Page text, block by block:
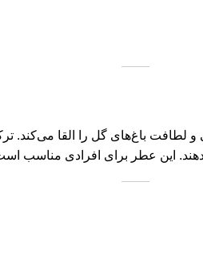
لطافت باغ‌های گل را القا می‌کند.
این عطر برای افرادی مناسب